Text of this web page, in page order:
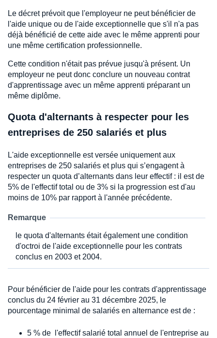
Le décret prévoit que l'employeur ne peut bénéficier de
l'aide unique ou de l'aide exceptionnelle que s'il n'a pas
déjà bénéficié de cette aide avec le même apprenti pour
une même certification professionnelle.
Cette condition n'était pas prévue jusqu'à présent. Un
employeur ne peut donc conclure un nouveau contrat
d'apprentissage avec un même apprenti préparant un
même diplôme.
Quota d'alternants à respecter pour les
entreprises de 250 salariés et plus
L'aide exceptionnelle est versée uniquement aux
entreprises de 250 salariés et plus qui s’engagent à
respecter un quota d’alternants dans leur effectif : il est de
5% de l'effectif total ou de 3% si la progression est d'au
moins de 10% par rapport à l'année précédente.
Remarque
le quota d'alternants était également une condition
d'octroi de l'aide exceptionnelle pour les contrats
conclus en 2003 et 2004.
Pour bénéficier de l'aide pour les contrats d'apprentissage
conclus du 24 février au 31 décembre 2025, le
pourcentage minimal de salariés en alternance est de :
5 % de l'effectif salarié total annuel de l'entreprise au